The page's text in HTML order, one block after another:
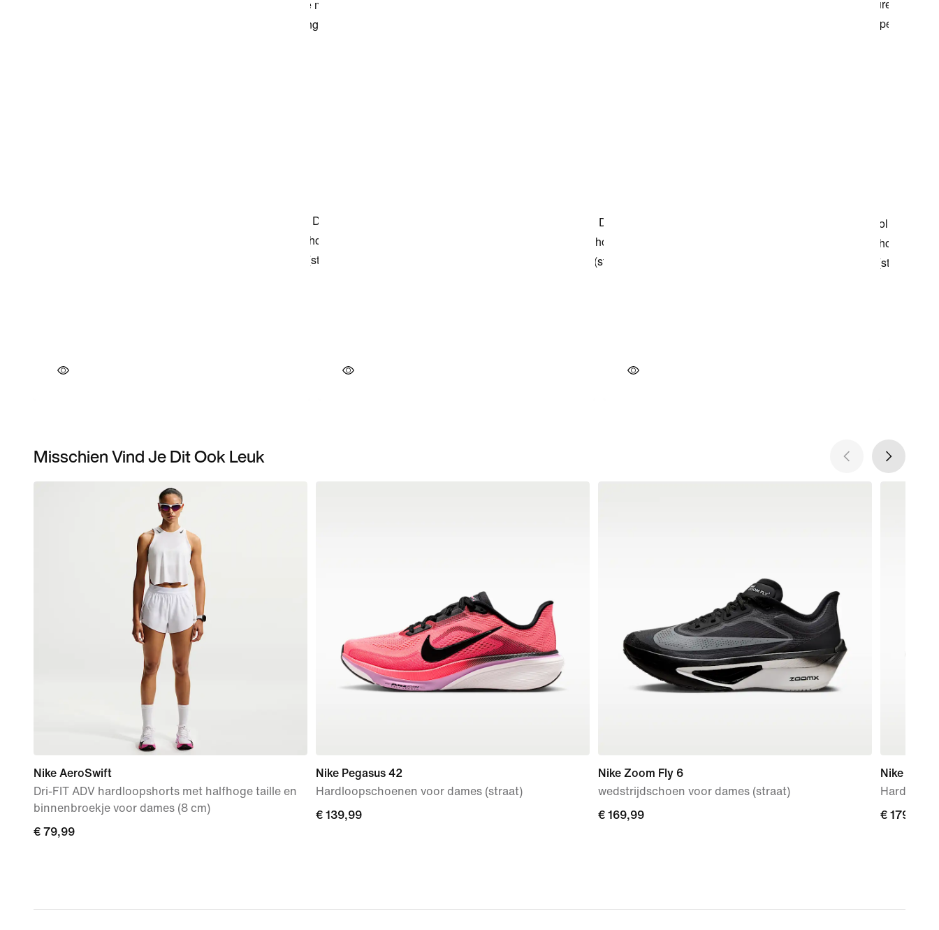
Misschien Vind Je Dit Ook Leuk
Nike AeroSwift
Dri-FIT ADV hardloopshorts met halfhoge taille en
binnenbroekje voor dames (8 cm)
€ 79,99
€ 79,99
Nike Pegasus 42
Hardloopschoenen voor dames (straat)
€ 139,99
€ 139,99
Nike Zoom Fly 6
wedstrijdschoen voor dames (straat)
€ 169,99
€ 169,99
Nike
€ 179,99
€ 179,99